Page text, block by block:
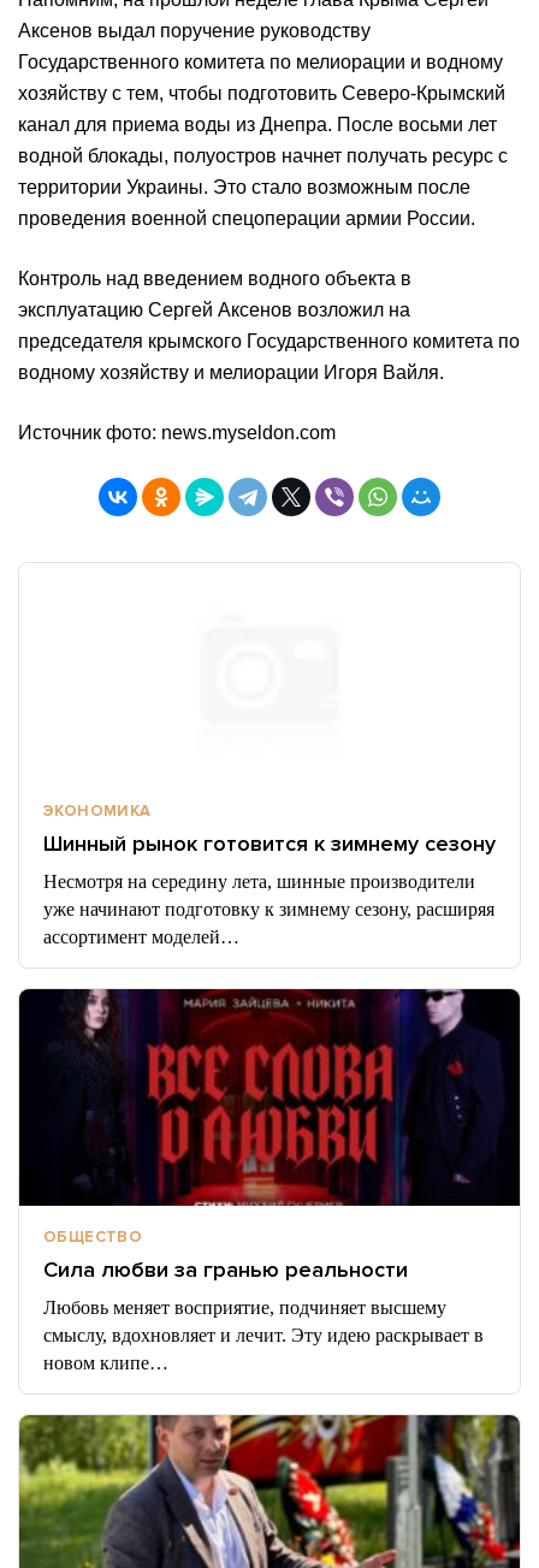
Аксенов выдал поручение руководству
Государственного комитета по мелиорации и водному
хозяйству с тем, чтобы подготовить Северо-Крымский
канал для приема воды из Днепра. После восьми лет
водной блокады, полуостров начнет получать ресурс с
территории Украины. Это стало возможным после
проведения военной спецоперации армии России.
Контроль над введением водного объекта в
эксплуатацию Сергей Аксенов возложил на
председателя крымского Государственного комитета по
водному хозяйству и мелиорации Игоря Вайля.
Источник фото: news.myseldon.com
ЭКОНОМИКА
Шинный рынок готовится к зимнему сезону
Несмотря на середину лета, шинные производители
уже начинают подготовку к зимнему сезону, расширяя
ассортимент моделей…
ОБЩЕСТВО
Сила любви за гранью реальности
Любовь меняет восприятие, подчиняет высшему
смыслу, вдохновляет и лечит. Эту идею раскрывает в
новом клипе…